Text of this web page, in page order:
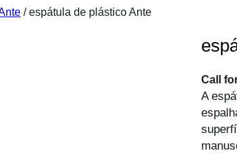
c
/ espátula de plástico Ante
Call
A